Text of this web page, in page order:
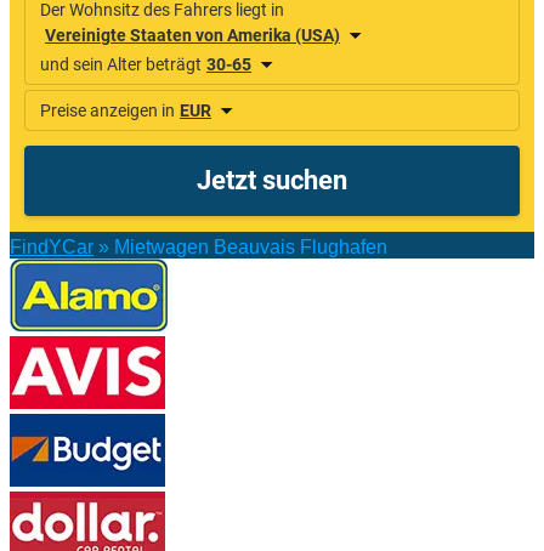
FindYCar » Mietwagen Beauvais Flughafen